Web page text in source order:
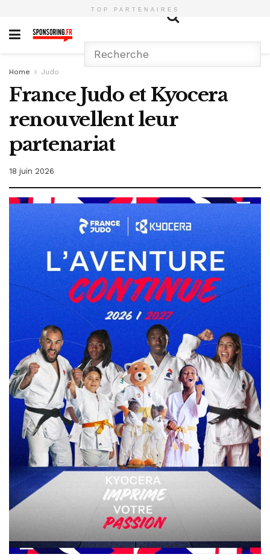
TOP PARTENAIRES
Home Judo
France Judo et Kyocera
renouvellent leur
partenariat
18 juin 2026